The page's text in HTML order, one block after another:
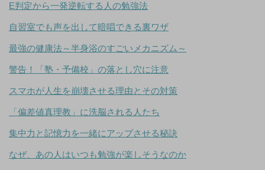
E判定から一発逆転する人の勉強法
自習室でも声を出して暗唱できる裏ワザ
最強の健康法～半身浴のすごいメカニズム～
警告！「塾・予備校」の落とし穴に注意
スマホが人生を崩壊させる理由とその対策
「偏差値真理教」に洗脳される人たち
集中力と記憶力を一緒にアップさせる秘訣
なぜ、あの人はいつも勉強が楽しそうなのか